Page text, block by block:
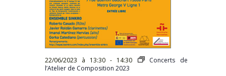
22/06/2023 à 13:30- 14:30
Concerts de
l’Atelier de Composition 2023